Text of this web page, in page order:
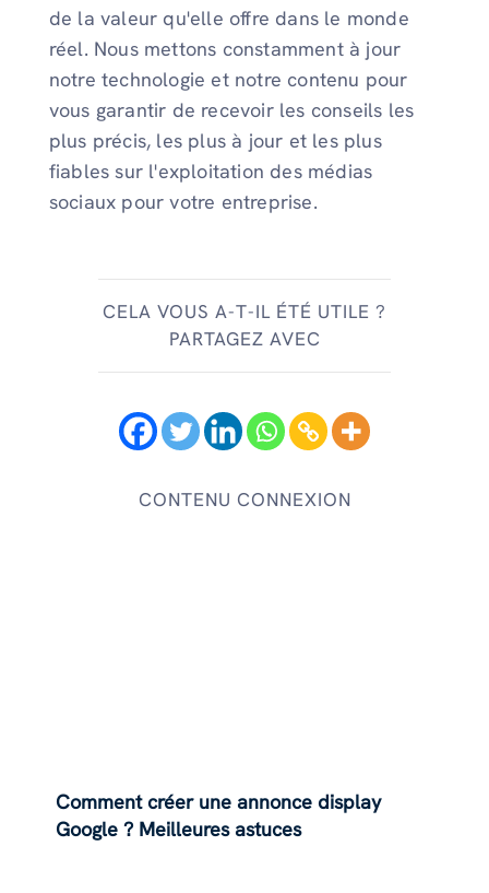
de la valeur qu'elle offre dans le monde
réel. Nous mettons constamment à jour
notre technologie et notre contenu pour
vous garantir de recevoir les conseils les
plus précis, les plus à jour et les plus
fiables sur l'exploitation des médias
sociaux pour votre entreprise.
CELA VOUS A-T-IL ÉTÉ UTILE ?
PARTAGEZ AVEC
CONTENU CONNEXION
Comment créer une annonce display
Google ? Meilleures astuces